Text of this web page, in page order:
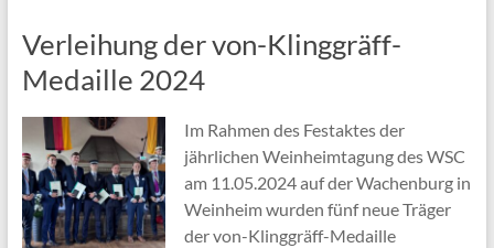
Verleihung der von-Klinggräff-
Medaille 2024
Im Rahmen des Festaktes der
jährlichen Weinheimtagung des WSC
am 11.05.2024 auf der Wachenburg in
Weinheim wurden fünf neue Träger
der von-Klinggräff-Medaille